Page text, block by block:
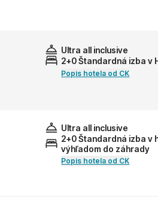
Ultra all inclusive
2+0 Štandardná izba v
Popis hotela od CK
Ultra all inclusive
2+0 Štandardná izba v
výhľadom do záhrady
Popis hotela od CK